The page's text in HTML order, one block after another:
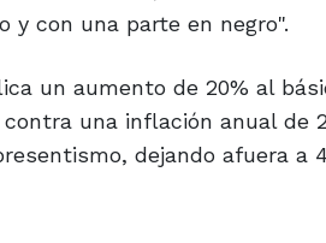
y con una parte en negro".
un aumento de 20% al
una inflación anual de
dejando afuera